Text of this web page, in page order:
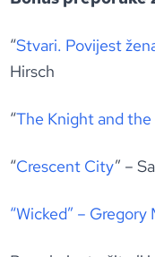
“Stvari. Povijest
Hirsch
“The Knight and
“Crescent City” –
“Wicked” – Gregory